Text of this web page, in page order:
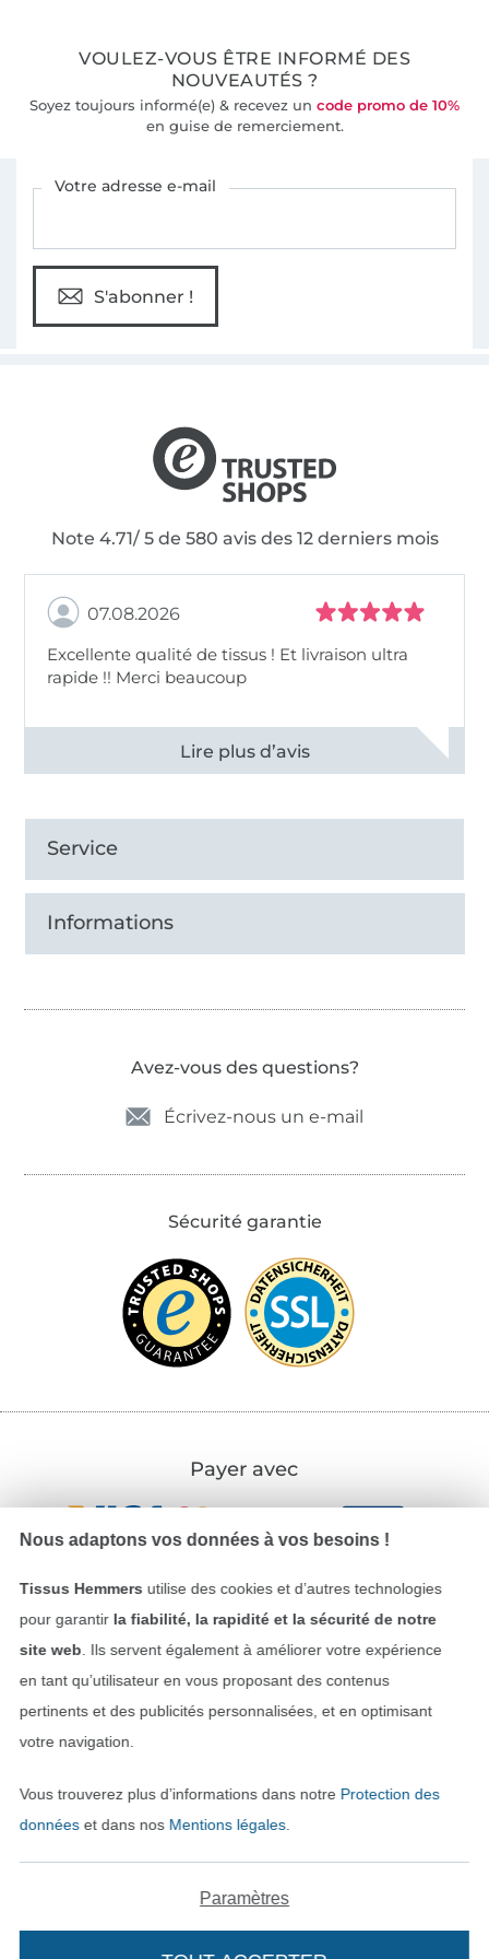
VOULEZ-VOUS ÊTRE INFORMÉ DES
NOUVEAUTÉS ?
Soyez toujours informé(e) & recevez un code promo de 10%
en guise de remerciement.
Votre adresse e-mail
S'abonner !
Note 4.71/ 5 de 580 avis des 12 derniers mois
07.08.2026
Excellente qualité de tissus ! Et livraison ultra
rapide !! Merci beaucoup
Voir tous les 11497 commentaires
Service
Informations
Avez-vous des questions?
Écrivez-nous un e-mail
Sécurité garantie
Payer avec
Nos partenaires logistiques
CGV
Passer à la boutique allemande
Nous adaptons vos données à vos besoins !
Tissus Hemmers utilise des cookies et d’autres technologies
pour garantir la fiabilité, la rapidité et la sécurité de notre
site web . Ils servent également à améliorer votre expérience
en tant qu’utilisateur en vous proposant des contenus
pertinents et des publicités personnalisées, et en optimisant
votre navigation.
Vous trouverez plus d’informations dans notre Protection des
donnéeset dans nos Mentions légales.
Paramètres